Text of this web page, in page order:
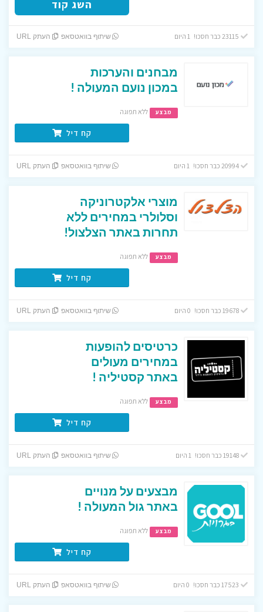
השג קוד
שיתוף בוואטסאפ העתק URL
מבחנים והערכות
במכון נועם המעולה !
מבצע ללא תפוגה
קח דיל
20994 כבר חסכו! 1 היום שיתוף בוואטסאפ העתק URL
מוצרי אלקטרוניקה
וסלולרי במחירים ללא
תחרות באתר הצלצול!
מבצע ללא תפוגה
קח דיל
19678 כבר חסכו! 0 היום שיתוף בוואטסאפ העתק URL
כרטיסים להופעות
במחירים מעולים
באתר קסטיליה !
מבצע ללא תפוגה
קח דיל
19148 כבר חסכו! 1 היום שיתוף בוואטסאפ העתק URL
מבצעים על מנויים
באתר גול המעולה !
מבצע ללא תפוגה
קח דיל
שיתוף בוואטסאפ העתק URL